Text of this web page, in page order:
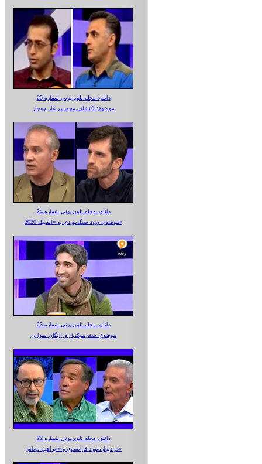
دانلود مجله تلویزیونی شماره 25
موضوع: اکتشاف مجدد در غار جوجار
دانلود مجله تلویزیونی شماره 24
موضوع: ورود سنگ‌نوردی به «المپیک 2020»
دانلود مجله تلویزیونی شماره 23
موضوع: سفرسبک‌بار و رایگان سواری
دانلود مجله تلویزیونی شماره 22
دو دیواره‌نورد فرانسوی و «ابراهیم نوتاش»